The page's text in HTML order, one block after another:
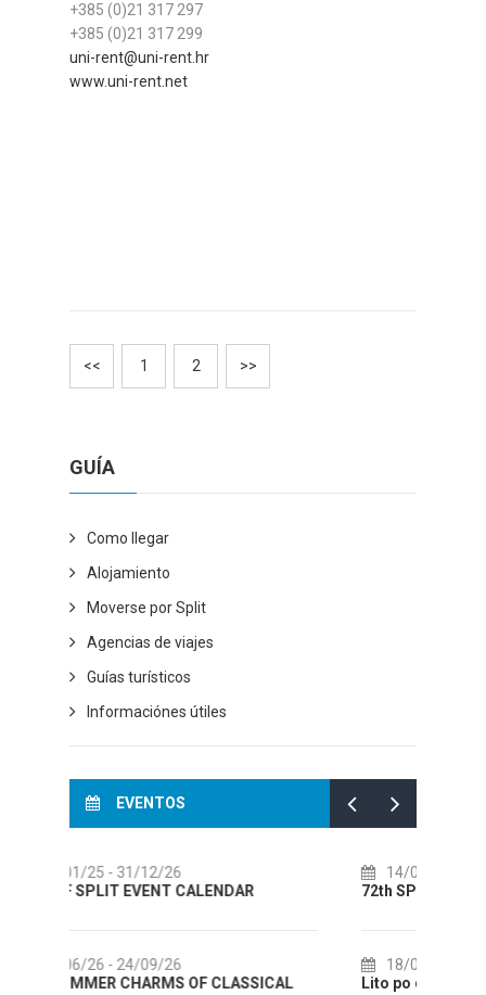
+385 (0)21 317 297
+385 (0)21 317 299
uni-rent@uni-rent.hr
www.uni-rent.net
<< 1 2 >>
GUÍA
Como llegar
Alojamiento
Moverse por Split
Agencias de viajes
Guías turísticos
Informaciónes útiles
EVENTOS
14/07/26
72th SPLIT SUMMER FESTIVAL
18/07/26
Lito po domaću! - promotivna akcija